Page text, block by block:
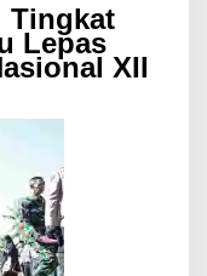
Tingkat
Lepas
XII